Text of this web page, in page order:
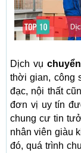
Dịch vụ
thời gian, công
đạc, nội thất
đơn vị uy tín
chung cư tin
nhân viên giàu
đó, quá trình